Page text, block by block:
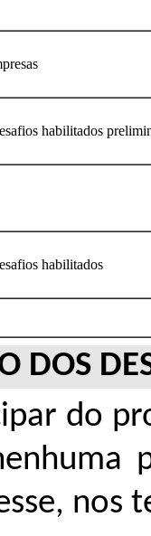
habilitados
habilitados
DOS
do
nos